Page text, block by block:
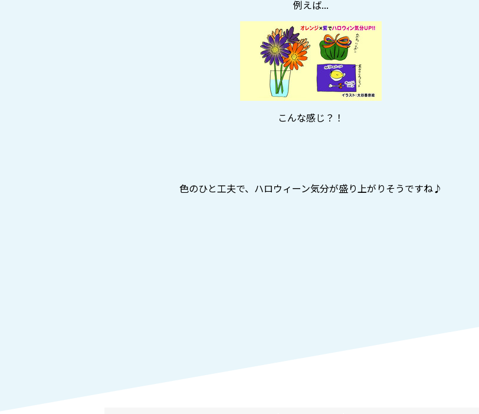
例えば...
こんな感じ？！
色のひと工夫で、ハロウィーン気分が盛り上がりそうですね♪